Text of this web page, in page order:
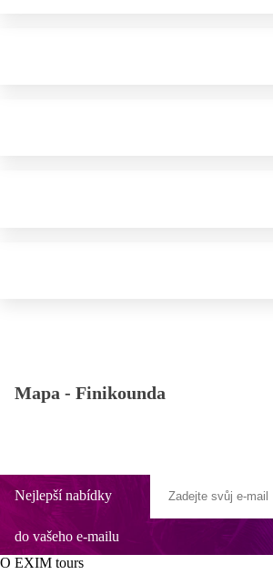
Mapa - Finikounda
Nejlepší nabídky
do vašeho e-mailu
O EXIM tours